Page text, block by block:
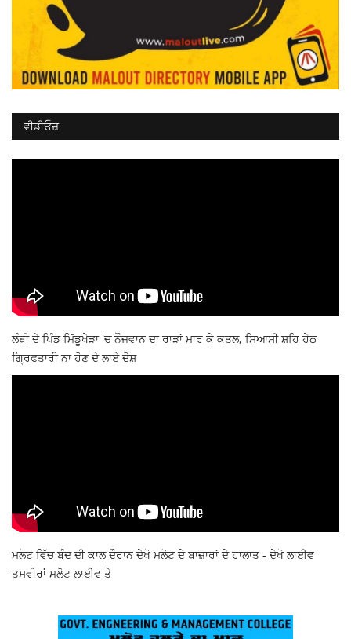
ਵੀਡੀਓਜ਼
ਲੰਬੀ ਦੇ ਪਿੰਡ ਮਿੱਡੂਖੇੜਾ 'ਚ ਨੌਜਵਾਨ ਦਾ ਰਾੜਾਂ ਮਾਰ ਕੇ ਕਤਲ, ਸਿਆਸੀ ਸ਼ਹਿ ਹੇਠ
ਗ੍ਰਿਫਤਾਰੀ ਨਾ ਹੋਣ ਦੇ ਲਾਏ ਦੋਸ਼
ਮਲੋਟ ਵਿੱਚ ਬੰਦ ਦੀ ਕਾਲ ਦੌਰਾਨ ਦੇਖੋ ਮਲੋਟ ਦੇ ਬਾਜ਼ਾਰਾਂ ਦੇ ਹਾਲਾਤ - ਦੇਖੋ ਲਾਈਵ
ਤਸਵੀਰਾਂ ਮਲੋਟ ਲਾਈਵ ਤੇ